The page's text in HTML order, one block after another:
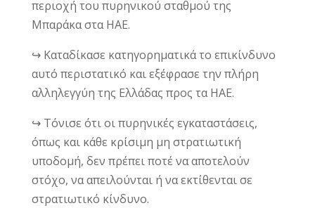
περιοχή του πυρηνικού σταθμού της
Μπαράκα στα ΗΑΕ.
↪️ Καταδίκασε κατηγορηματικά το επικίνδυνο
αυτό περιστατικό και εξέφρασε την πλήρη
αλληλεγγύη της Ελλάδας προς τα ΗΑΕ.
↪️ Τόνισε ότι οι πυρηνικές εγκαταστάσεις,
όπως και κάθε κρίσιμη μη στρατιωτική
υποδομή, δεν πρέπει ποτέ να αποτελούν
στόχο, να απειλούνται ή να εκτίθενται σε
στρατιωτικό κίνδυνο.